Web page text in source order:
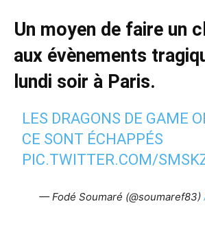
Un moyen de faire un
aux évènements
lundi soir à Paris.
LES DRAGONS DE GAME
CE SONT ÉCHAPPÉS
PIC.TWITTER.COM/
— Fodé Soumaré (@soumaref83)